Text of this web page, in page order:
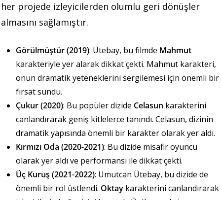
her projede izleyicilerden olumlu geri dönüşler
almasını sağlamıştır.
Görülmüştür (2019): Ütebay, bu filmde Mahmut
karakteriyle yer alarak dikkat çekti. Mahmut karakteri,
onun dramatik yeteneklerini sergilemesi için önemli bir
fırsat sundu.
Çukur (2020): Bu popüler dizide Celasun karakterini
canlandırarak geniş kitlelerce tanındı. Celasun, dizinin
dramatik yapısında önemli bir karakter olarak yer aldı.
Kırmızı Oda (2020-2021): Bu dizide misafir oyuncu
olarak yer aldı ve performansı ile dikkat çekti.
Üç Kuruş (2021-2022): Umutcan Ütebay, bu dizide de
önemli bir rol üstlendi. Oktay karakterini canlandırarak